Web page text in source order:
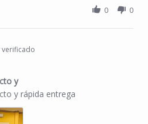
0 0
y
2025
buen producto y
y rápida entrega